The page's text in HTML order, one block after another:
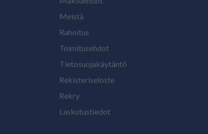
Meistä
Rahoitus
Toimitusehdot
Tietosuojakäytäntö
Rekisteriseloste
Rekry
Laskutustiedot